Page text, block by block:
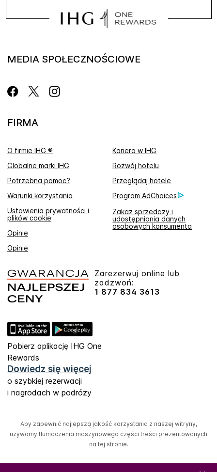
MEDIA SPOŁECZNOŚCIOWE
FIRMA
O firmie IHG ®
Kariera w IHG
Globalne marki IHG
Rozwój hotelu
Potrzebna pomoc?
Przeglądaj hotele
Warunki korzystania
Program AdChoices
Ustawienia prywatności i
plików cookie
Zakaz sprzedaży i
udostępniania danych
osobowych konsumenta
Opinie
Opinie
Zarezerwuj online lub
zadzwoń:
1 877 834 3613
Pobierz aplikację IHG One
Rewards
Dowiedz się więcej
o szybkiej rezerwacji
i nagrodach w podróży
Aby zapewnić najlepszą jakość korzystania z naszej witryny,
używamy tłumaczenia maszynowego części treści prezentowanych
na tej stronie.